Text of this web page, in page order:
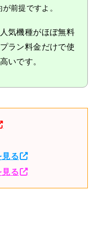
前提ですよ。
気機種がほぼ無料
ラン料金だけで使
いです。
見る
見る